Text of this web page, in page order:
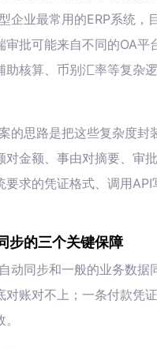
企业最常用的ERP系统，
审批可能来自不同的OA
助核算、币别汇率等复杂
的思路是把这些复杂度
对金额、事由对摘要、审
要求的凭证格式、调用API
步的三个关键保障
动同步和一般的业务数
对账对不上；一条付款凭